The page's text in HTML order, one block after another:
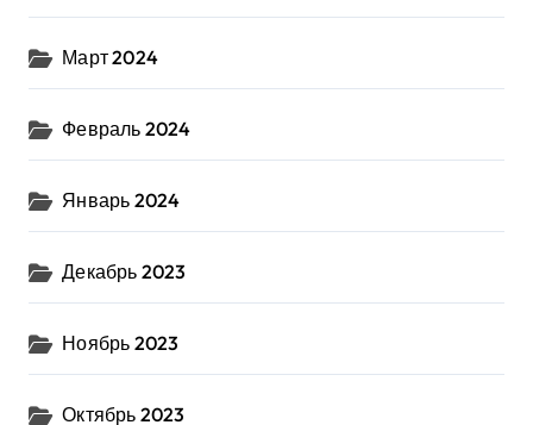
Март 2024
Февраль 2024
Январь 2024
Декабрь 2023
Ноябрь 2023
Октябрь 2023